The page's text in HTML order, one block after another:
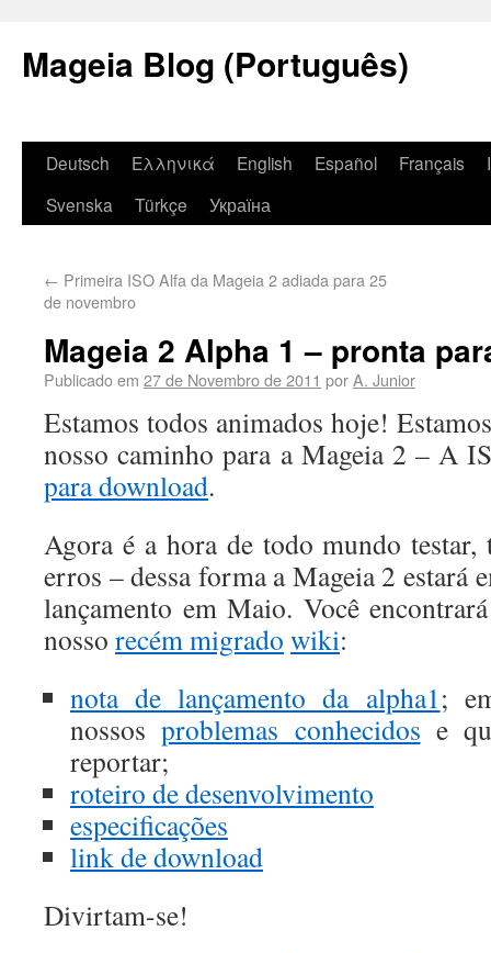
Mageia Blog (Português)
Deutsch Ελληνικά English Español Français
Svenska
Türkçe Україна
← Primeira ISO Alfa da Mageia 2 adiada para 25
de novembro
Mageia 2 Alpha 1 – pronta
Publicado em 27 de Novembro de 2011 porA. Junior
Estamos todos animados hoje!
nosso caminho para a Mageia 2 – A
para download.
Agora é a hora de todo mundo testar,
erros – dessa forma a Mageia 2 estará
lançamento em Maio. Você
nosso recém migrado wiki:
nota de lançamento da alpha1;
nossosproblemas conhecidos e
reportar;
roteiro de desenvolvimento
especificações
link de download
Divirtam-se!